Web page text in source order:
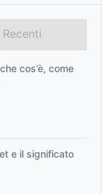
Recenti